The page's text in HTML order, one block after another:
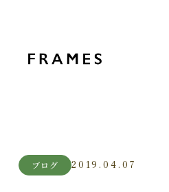
ブログ 2019.04.07